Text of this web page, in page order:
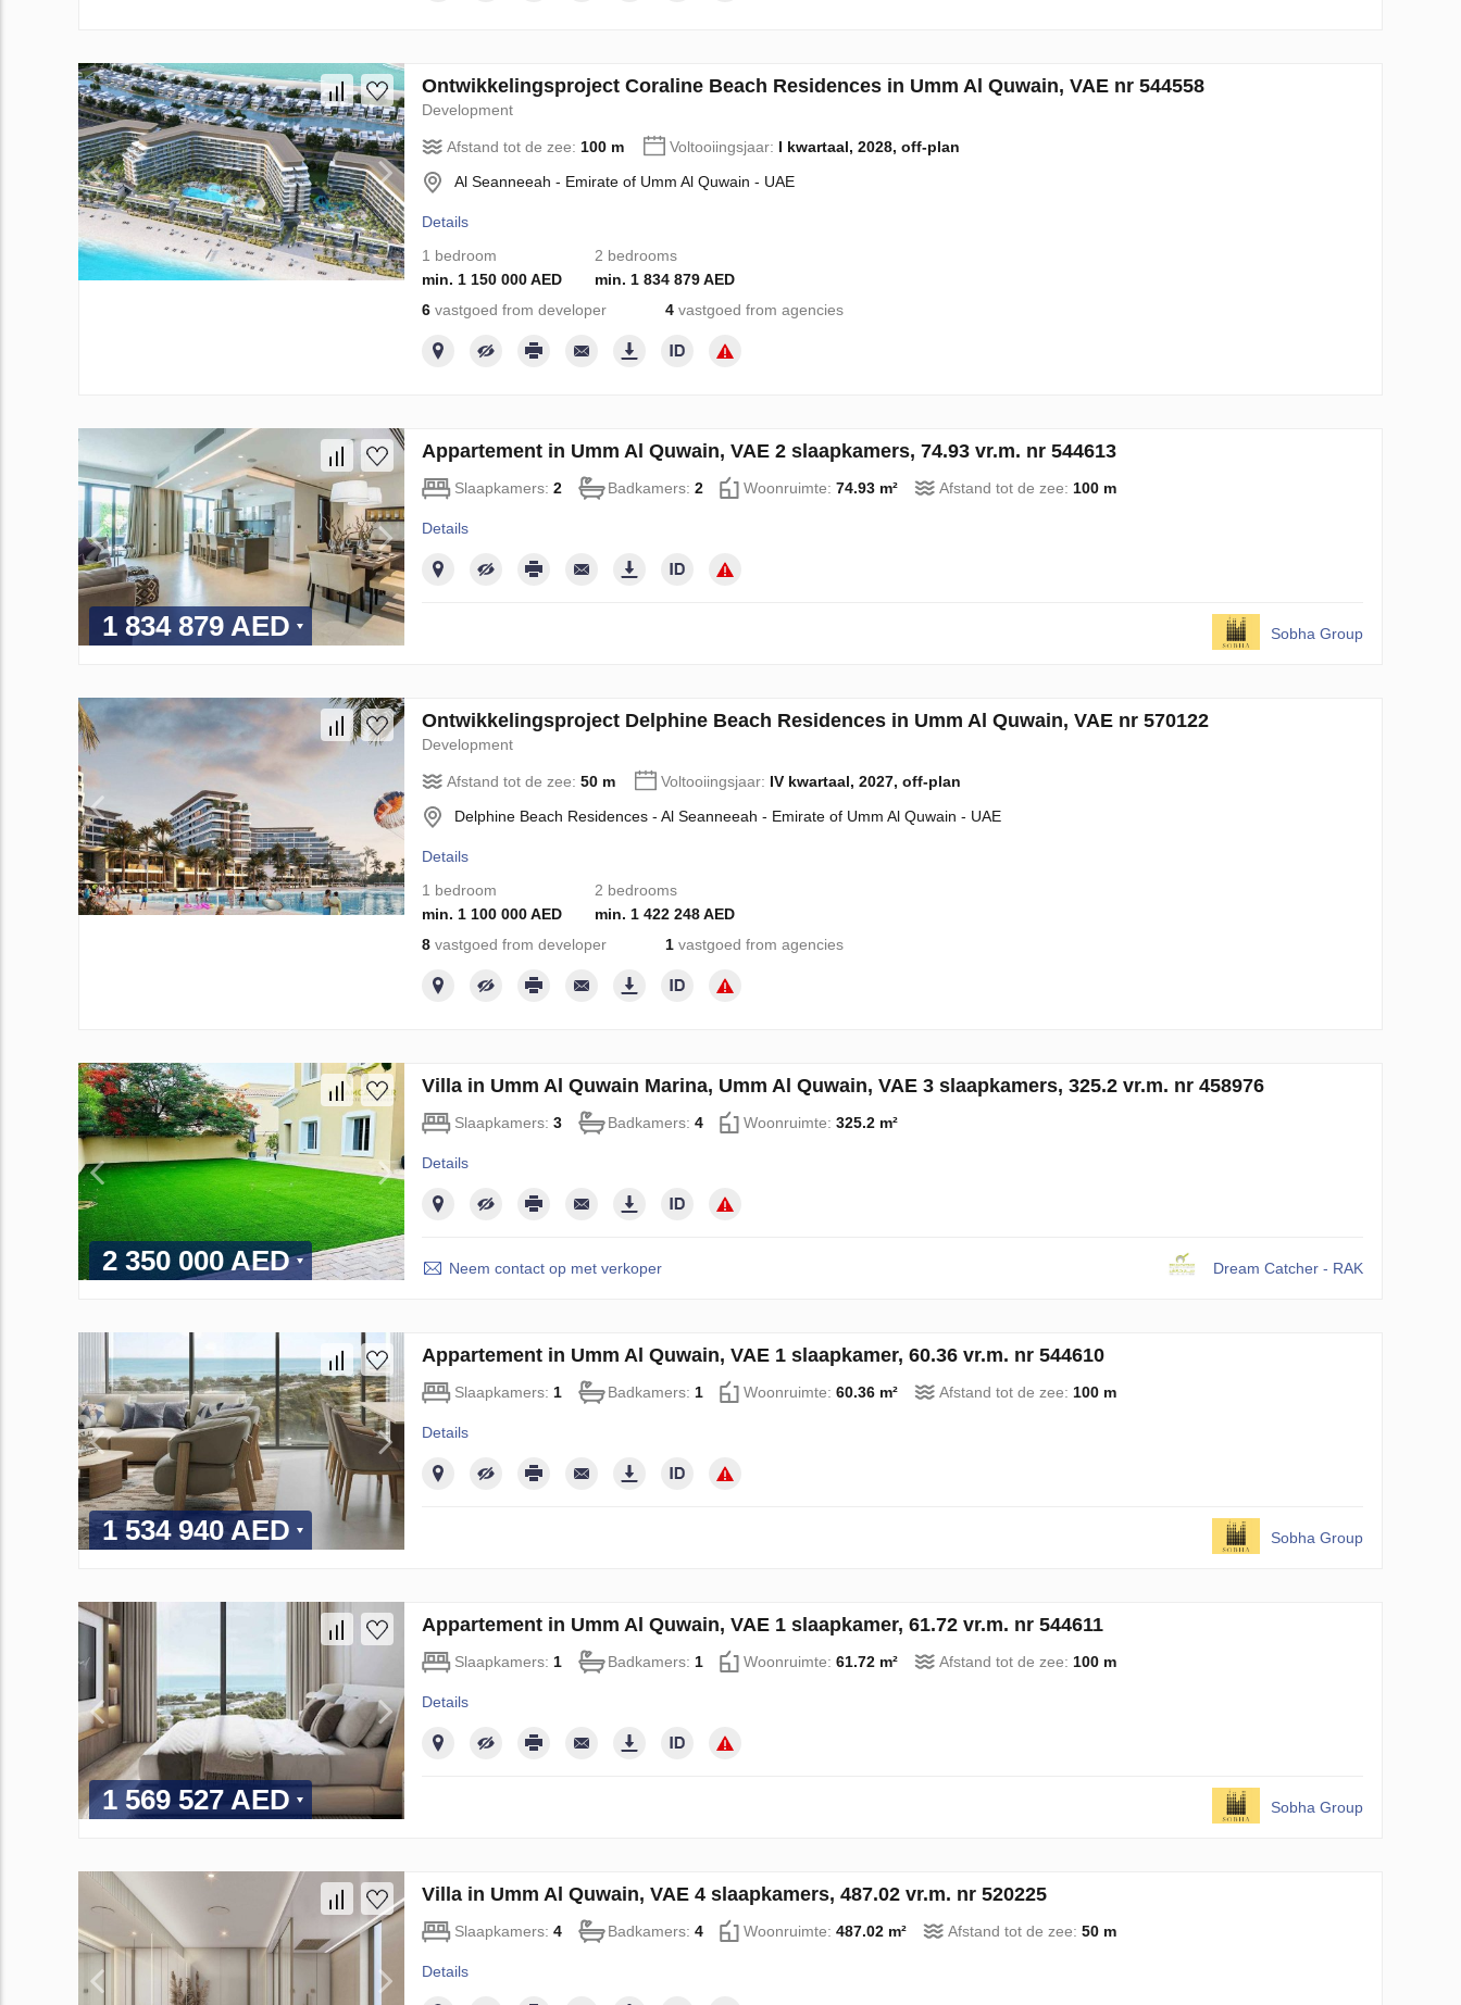
Ontwikkelingsproject Coraline Beach Residences in Umm Al Quwain, VAE nr 544558
Development
Afstand tot de zee: 100 m Voltooiingsjaar: I kwartaal, 2028, off-plan
Al Seanneeah - Emirate of Umm Al Quwain - UAE
Details
1 bedroom
min. 1 150 000 AED
2 bedrooms
min. 1 834 879 AED
6vastgoed from developer 4vastgoed from agencies
1 834 879 AED
Appartement in Umm Al Quwain, VAE 2 slaapkamers, 74.93 vr.m. nr 544613
Slaapkamers: 2 Badkamers: 2 Woonruimte: 74.93 m² Afstand tot de zee: 100 m
Details
Sobha Group
Ontwikkelingsproject Delphine Beach Residences in Umm Al Quwain, VAE nr 570122
Development
Afstand tot de zee: 50 m Voltooiingsjaar: IV kwartaal, 2027, off-plan
Delphine Beach Residences - Al Seanneeah - Emirate of Umm Al Quwain - UAE
Details
1 bedroom
min. 1 100 000 AED
2 bedrooms
min. 1 422 248 AED
8vastgoed from developer 1vastgoed from agencies
2 350 000 AED
Villa in Umm Al Quwain Marina, Umm Al Quwain, VAE 3 slaapkamers, 325.2 vr.m. nr 458976
Slaapkamers: 3 Badkamers: 4 Woonruimte: 325.2 m²
Details
Neem contact op met verkoper Dream Catcher - RAK
1 534 940 AED
Appartement in Umm Al Quwain, VAE 1 slaapkamer, 60.36 vr.m. nr 544610
Slaapkamers: 1 Badkamers: 1 Woonruimte: 60.36 m² Afstand tot de zee: 100 m
Details
Sobha Group
1 569 527 AED
Appartement in Umm Al Quwain, VAE 1 slaapkamer, 61.72 vr.m. nr 544611
Slaapkamers: 1 Badkamers: 1 Woonruimte: 61.72 m² Afstand tot de zee: 100 m
Details
Sobha Group
Villa in Umm Al Quwain, VAE 4 slaapkamers, 487.02 vr.m. nr 520225
Slaapkamers: 4 Badkamers: 4 Woonruimte: 487.02 m² Afstand tot de zee: 50 m
Details